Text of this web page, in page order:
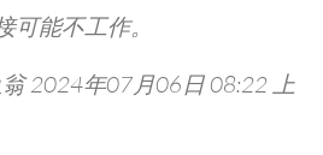
能不工作。
2024年07月06日 08:22 上